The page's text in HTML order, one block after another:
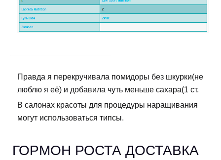
Правда я перекручивала помидоры без шкурки(не
люблю я её) и добавила чуть меньше сахара(1 ст.
В салонах красоты для процедуры наращивания
могут использоваться типсы.
ГОРМОН РОСТА ДОСТАВКА